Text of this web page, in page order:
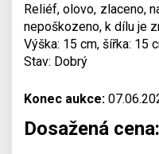
Reliéf, olovo, zlaceno,
nepoškozeno, k dílu je
Výška: 15 cm, šířka: 15
Stav: Dobrý
Konec aukce:
Dosažená cena: